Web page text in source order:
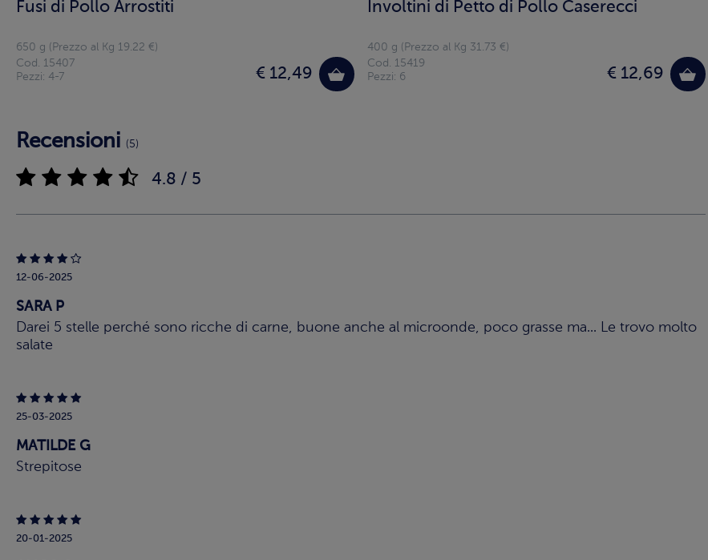
Fusi di Pollo Arrostiti
650 g (Prezzo al Kg 19.22 €)
€ 12,49
Cod. 15407
Pezzi: 4-7
Involtini di Petto di Pollo Caserecci
400 g (Prezzo al Kg 31.73 €)
€ 12,69
Cod. 15419
Pezzi: 6
Recensioni (5)
4.8 / 5
12-06-2025
SARA P
Darei 5 stelle perché sono ricche di carne, buone anche al microonde, poco grasse ma... Le trovo molto
salate
25-03-2025
MATILDE G
Strepitose
20-01-2025